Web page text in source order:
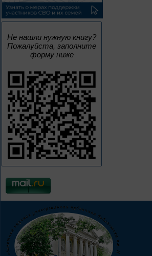
Не нашли нужную книгу?
Пожалуйста, заполните
форму ниже